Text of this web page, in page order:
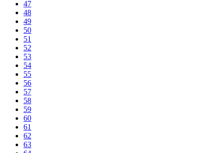
47
48
49
50
51
52
53
54
55
56
57
58
59
60
61
62
63